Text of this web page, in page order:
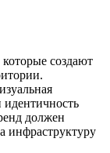
создают
идентичность
должен
инфраструктуру